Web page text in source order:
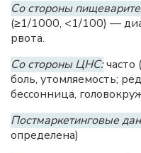
Со стороны
(≥1/1000, <1/100) —
рвота.
Со стороны ЦНС:часто
боль, утомляемость;
бессонница,
Постмаркетинговые
определена)